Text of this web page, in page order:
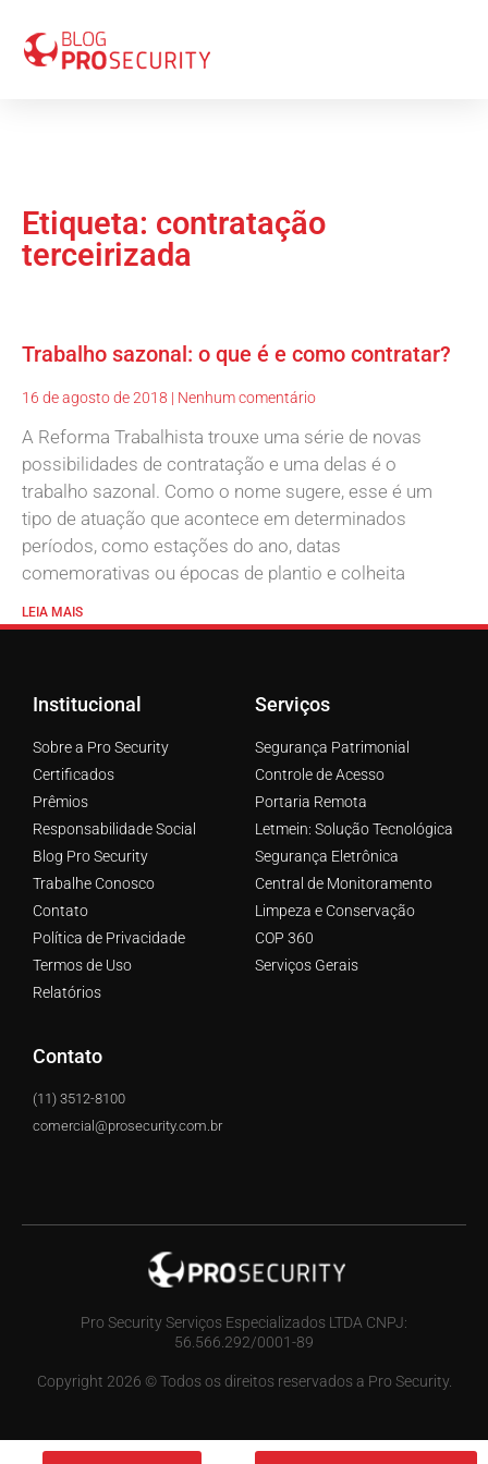
Etiqueta: contratação
terceirizada
Trabalho sazonal: o que é e como contratar?
16 de agosto de 2018 Nenhum comentário
A Reforma Trabalhista trouxe uma série de novas
possibilidades de contratação e uma delas é o
trabalho sazonal. Como o nome sugere, esse é um
tipo de atuação que acontece em determinados
períodos, como estações do ano, datas
comemorativas ou épocas de plantio e colheita
LEIA MAIS
Institucional
Sobre a Pro Security
Certificados
Prêmios
Responsabilidade Social
Blog Pro Security
Trabalhe Conosco
Contato
Política de Privacidade
Termos de Uso
Relatórios
Serviços
Segurança Patrimonial
Controle de Acesso
Portaria Remota
Letmein: Solução Tecnológica
Segurança Eletrônica
Central de Monitoramento
Limpeza e Conservação
COP 360
Serviços Gerais
Contato
(11) 3512-8100
comercial@prosecurity.com.br
Pro Security Serviços Especializados LTDA CNPJ:
56.566.292/0001-89
Copyright 2026 © Todos os direitos reservados a Pro Security.